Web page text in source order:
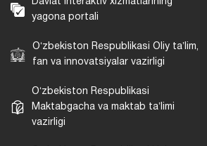
yagona portali
Oʻzbekiston Respublikasi Oliy taʼlim,
fan va innovatsiyalar vazirligi
Oʻzbekiston Respublikasi
Maktabgacha va maktab taʼlimi
vazirligi